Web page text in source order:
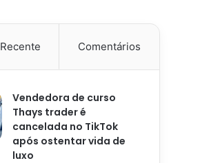
Recente Comentários
Vendedora de curso
Thays trader é
cancelada no TikTok
após ostentar vida de
luxo